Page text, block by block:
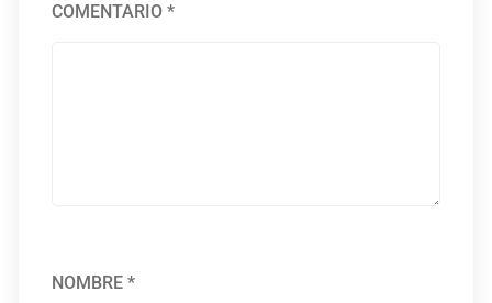
COMENTARIO*
NOMBRE*